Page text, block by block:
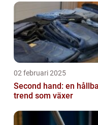
02 februari 2025
Second hand: en
trend som växer